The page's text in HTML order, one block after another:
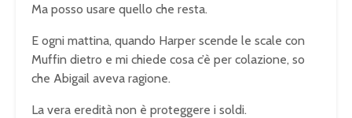
Ma posso usare quello che resta.
E ogni mattina, quando Harper scende le scale con
Muffin dietro e mi chiede cosa c’è per colazione, so
che Abigail aveva ragione.
La vera eredità non è proteggere i soldi.